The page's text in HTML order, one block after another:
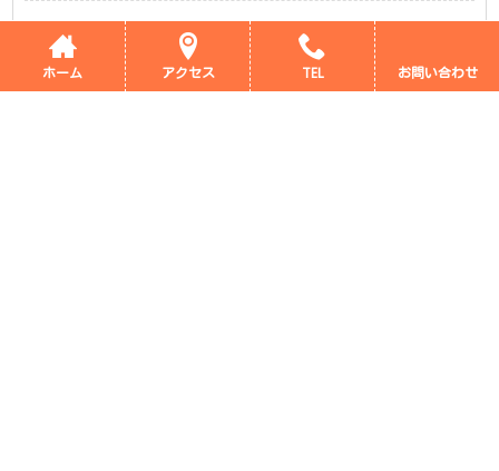
新着情報
ブログ
ホーム アクセス TEL お問い合わせ